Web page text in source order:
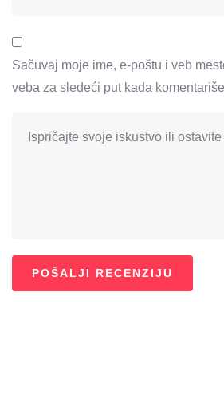
Sačuvaj moje ime, e-poštu i veb
veba za sledeći put kada